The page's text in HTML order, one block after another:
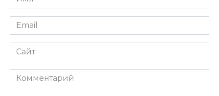
*
Email
*
Сайт
Комментарий